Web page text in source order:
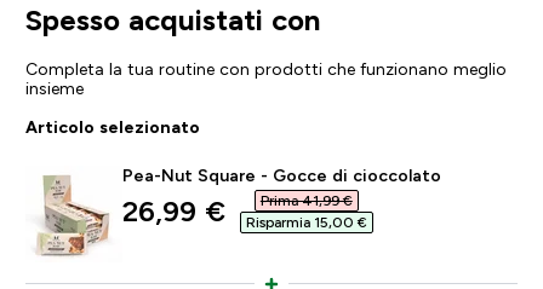
Spesso acquistati con
Completa la tua routine con prodotti che funzionano meglio
insieme
Articolo selezionato
Pea-Nut Square - Gocce di cioccolato
discounted price
26,99 €‎
Prima 41,99 €‎
Risparmia 15,00 €‎